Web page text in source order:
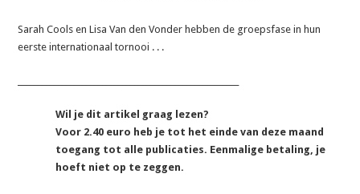
Sarah Cools en Lisa Van den Vonder hebben de groepsfase in hun
eerste internationaal tornooi . . .
Wil je dit artikel graag lezen?
Voor 2.40 euro heb je tot het einde van deze maand
toegang tot alle publicaties. Eenmalige betaling, je
hoeft niet op te zeggen.